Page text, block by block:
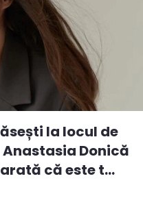
la locul de
Donică
că este t...